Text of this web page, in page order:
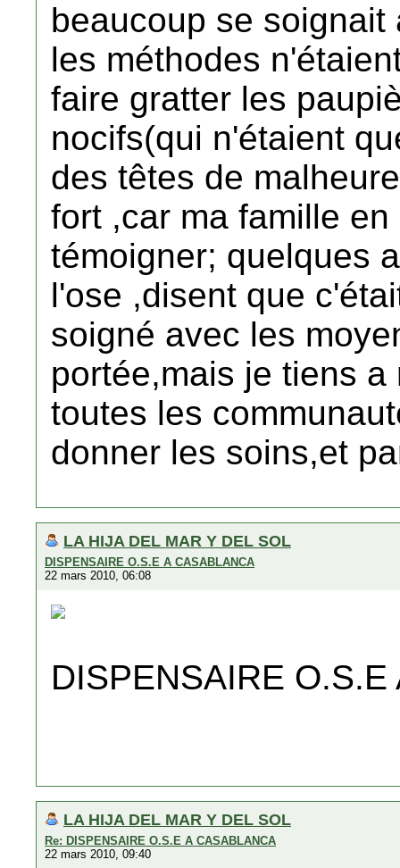
beaucoup se
les méthodes
faire gratter les
nocifs(qui n'étaient
des têtes de
fort ,car ma famille
témoigner; quelques
l'ose ,disent que
soigné avec les
portée,mais je tiens
toutes les
donner les soins,et
LA HIJA DEL MAR Y DEL SOL
DISPENSAIRE O.S.E A CASABLANCA
22 mars 2010, 06:08
DISPENSAIRE
LA HIJA DEL MAR Y DEL SOL
Re: DISPENSAIRE O.S.E A CASABLANCA
22 mars 2010, 09:40